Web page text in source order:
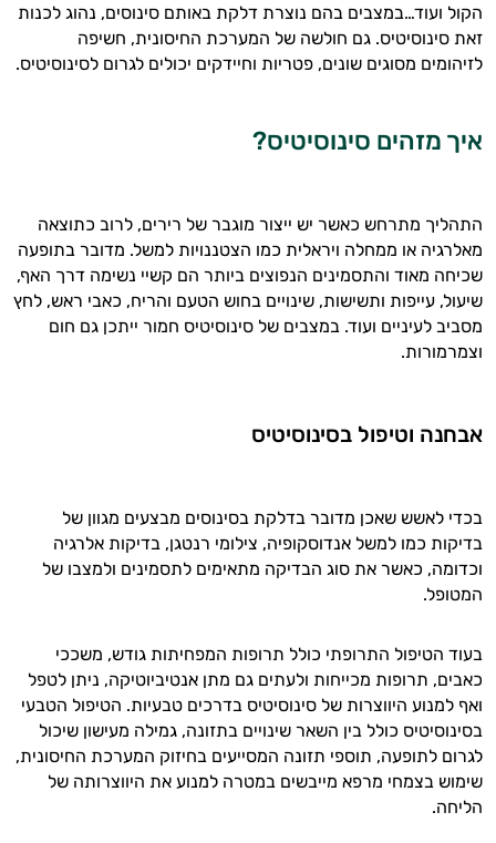
הקול ועוד…במצבים בהם נוצרת דלקת באותם סינוסים, נהוג לכנות
זאת סינוסיטיס. גם חולשה של המערכת החיסונית, חשיפה
לזיהומים מסוגים שונים, פטריות וחיידקים יכולים לגרום לסינוסיטיס.
איך מזהים סינוסיטיס?
התהליך מתרחש כאשר יש ייצור מוגבר של רירים, לרוב כתוצאה
מאלרגיה או ממחלה ויראלית כמו הצטננויות למשל. מדובר בתופעה
שכיחה מאוד והתסמינים הנפוצים ביותר הם קשיי נשימה דרך האף,
שיעול, עייפות ותשישות, שינויים בחוש הטעם והריח, כאבי ראש, לחץ
מסביב לעיניים ועוד. במצבים של סינוסיטיס חמור ייתכן גם חום
וצמרמורות.
אבחנה וטיפול בסינוסיטיס
בכדי לאשש שאכן מדובר בדלקת בסינוסים מבצעים מגוון של
בדיקות כמו למשל אנדוסקופיה, צילומי רנטגן, בדיקות אלרגיה
וכדומה, כאשר את סוג הבדיקה מתאימים לתסמינים ולמצבו של
המטופל.
בעוד הטיפול התרופתי כולל תרופות המפחיתות גודש, משככי
כאבים, תרופות מכייחות ולעתים גם מתן אנטיביוטיקה, ניתן לטפל
ואף למנוע היווצרות של סינוסיטיס בדרכים טבעיות. הטיפול הטבעי
בסינוסיטיס כולל בין השאר שינויים בתזונה, גמילה מעישון שיכול
לגרום לתופעה, תוספי תזונה המסייעים בחיזוק המערכת החיסונית,
שימוש בצמחי מרפא מייבשים במטרה למנוע את היווצרותה של
הליחה.
אני כאן כדי לעזור לך להתאים את תוספי
התזונה ומוצרי הבריאות המדויקים למטרות
יום וגם בתחום הכושר והספורט.
המטרה שלי היא להתאים עבורך המלצות
אישיות מבוססות מדעית.
זה הזמן להתחיל. איך אוכל לעזור?